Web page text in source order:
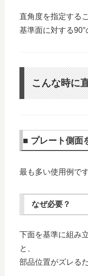
直角度を指定する
基準面に対する90°
こんな時に
■ プレート側面
最も多い使用例です
なぜ必要？
下面を基準に組み
と、
部品位置がズレる